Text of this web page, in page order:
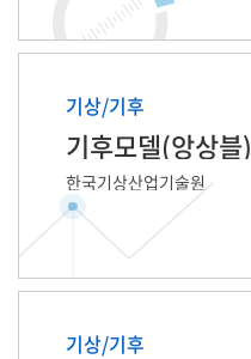
기상/기후
기후모델(앙상블)
한국기상산업기술원
기상/기후